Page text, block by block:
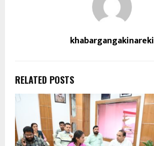
khabargangakinareki
RELATED POSTS